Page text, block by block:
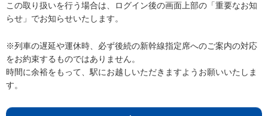
この取り扱いを行う場合は、ログイン後の画面上部の「重要なお知
らせ」でお知らせいたします。
※列車の遅延や運休時、必ず後続の新幹線指定席へのご案内の対応
をお約束するものではありません。
時間に余裕をもって、駅にお越しいただきますようお願いいたしま
す。